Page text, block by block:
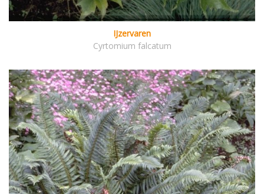
IJzervaren
Cyrtomium falcatum